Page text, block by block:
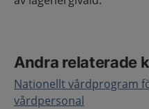
Andra relaterade
Nationellt vårdprogram
vårdpersonal